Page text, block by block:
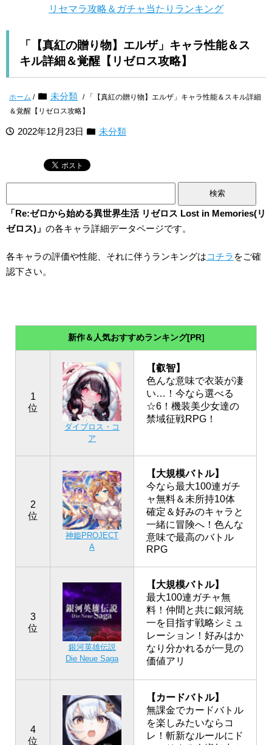
リセマラ攻略＆ガチャ当たりランキング
「【真紅の贈り物】エルザ」キャラ性能＆ス
キル詳細＆覚醒【リゼロス攻略】
ホーム / 未分類 / 「【真紅の贈り物】エルザ」キャラ性能＆スキル詳細
＆覚醒【リゼロス攻略】
2022年12月23日 未分類
「Re:ゼロから始める異世界生活 リゼロス Lost in Memories(リ
ゼロス)」 の各キャラ詳細データページです。
各キャラの評価や性能、それに伴うランキングはコチラ をご確
認下さい。
新作＆人気おすすめランキング[PR]
1
位
ダイブロス・コ
ア
【叡智】
色んな意味で衣装が凄
い…！今なら選べる
☆6！機装美少女達の
禁域征戦RPG！
2
位
神姫PROJECT
A
【大規模バトル】
今なら最大100連ガチ
ャ無料＆未所持10体
確定＆好みのキャラと
一緒に冒険へ！色んな
意味で最高のバトル
RPG
3
位
銀河英雄伝説
Die Neue Saga
【大規模バトル】
最大100連ガチャ無
料！仲間と共に銀河統
一を目指す戦略シミュ
レーション！好みはか
なり分かれるが一見の
価値アリ
4
位
【カードバトル】
無課金でカードバトル
を楽しみたいならコ
レ！斬新なルールにド